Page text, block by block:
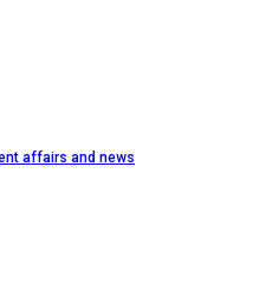
affairs and news